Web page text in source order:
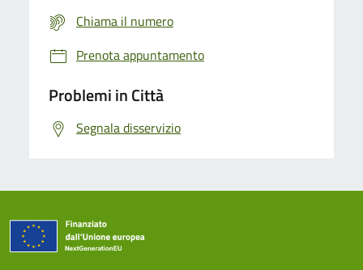
Chiama il numero
Prenota appuntamento
Problemi in Città
Segnala disservizio